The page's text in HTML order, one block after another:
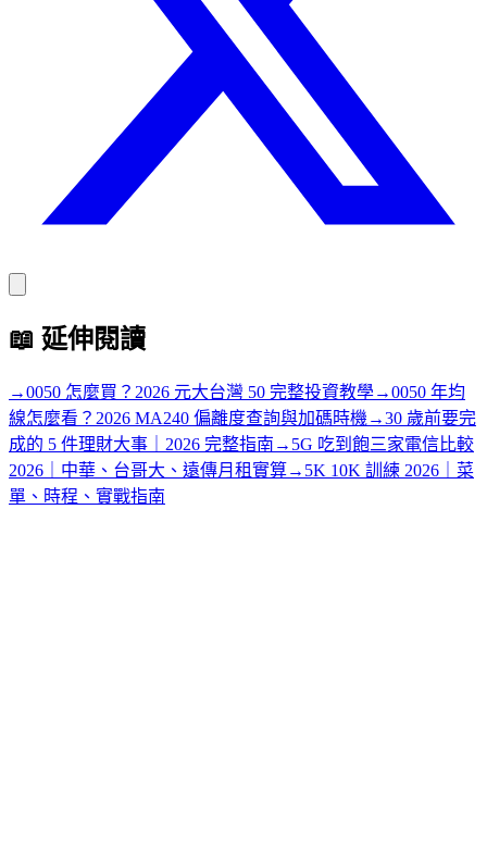
📖 延伸閱讀
→0050 怎麼買？2026 元大台灣 50 完整投資教學→0050 年均
線怎麼看？2026 MA240 偏離度查詢與加碼時機 →30 歲前要完
成的 5 件理財大事｜2026 完整指南 → 5G 吃到飽三家電信比較
2026｜中華、台哥大、遠傳月租實算→ 5K 10K 訓練 2026｜菜
單、時程、實戰指南